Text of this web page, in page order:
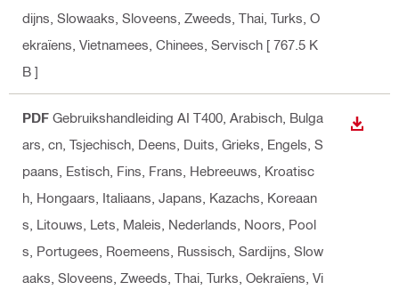
dijns, Slowaaks, Sloveens, Zweeds, Thai, Turks, O
ekraïens, Vietnamees, Chinees, Servisch [ 767.5 K
B ]
PDF Gebruikshandleiding AI T400 , Arabisch, Bulga
ars, cn, Tsjechisch, Deens, Duits, Grieks, Engels, S
paans, Estisch, Fins, Frans, Hebreeuws, Kroatisc
h, Hongaars, Italiaans, Japans, Kazachs, Koreaan
s, Litouws, Lets, Maleis, Nederlands, Noors, Pool
s, Portugees, Roemeens, Russisch, Sardijns, Slow
aaks, Sloveens, Zweeds, Thai, Turks, Oekraïens, Vi